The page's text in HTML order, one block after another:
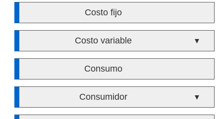
Costo fijo
Costo variable ▼
Consumo
Consumidor ▼